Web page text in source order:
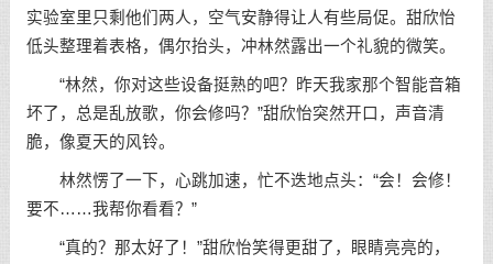
实验室里只剩他们两人，空气安静得让人有些局促。甜欣怡
低头整理着表格，偶尔抬头，冲林然露出一个礼貌的微笑。
“林然，你对这些设备挺熟的吧？昨天我家那个智能音箱
坏了，总是乱放歌，你会修吗？”甜欣怡突然开口，声音清
脆，像夏天的风铃。
林然愣了一下，心跳加速，忙不迭地点头：“会！会修！
要不……我帮你看看？”
“真的？那太好了！”甜欣怡笑得更甜了，眼睛亮亮的，